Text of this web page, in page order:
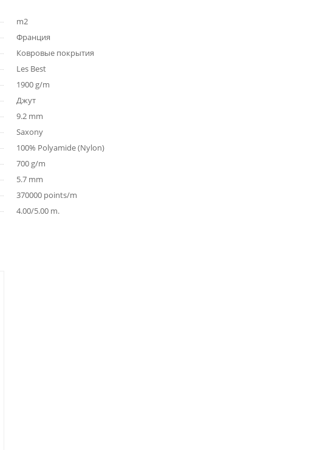
m2
Франция
Ковровые покрытия
Les Best
1900 g/m
Джут
9.2 mm
Saxony
100% Polyamide (Nylon)
700 g/m
5.7 mm
370000 points/m
4.00/5.00 m.